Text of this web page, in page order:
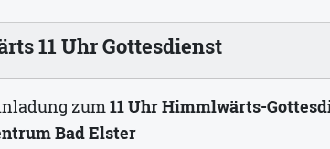
11 Uhr Gottesdienst
zum11 Uhr Himmlwärts-
Bad Elster